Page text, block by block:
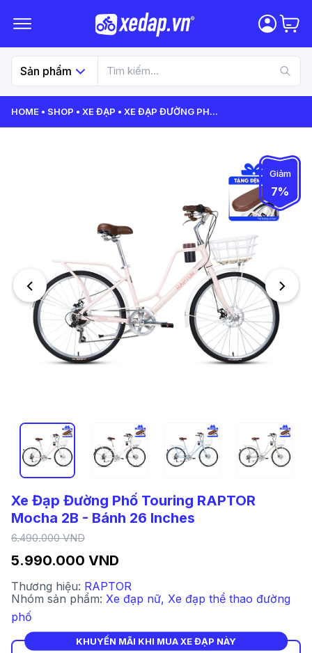
Sản phẩm
HOME SHOP XE ĐẠP XE ĐẠP ĐƯỜNG PH...
Giảm
7%
Xe Đạp Đường Phố Touring RAPTOR
Mocha 2B - Bánh 26 Inches
5.990.000 VND
6.490.000 VND
Thương hiệu: RAPTOR
Nhóm sản phẩm: Xe đạp nữ, Xe đạp thể thao đường
phố
KHUYẾN MÃI KHI MUA XE ĐẠP NÀY